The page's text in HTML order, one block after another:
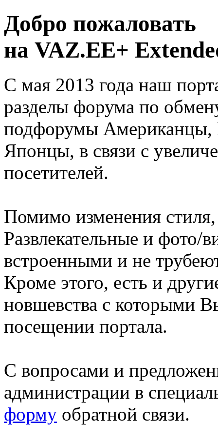
Добро пожаловать
на VAZ.EE+
С мая 2013 года наш
разделы форума по
подфорумы
Японцы, в связи с
посетителей.
Помимо изменения
Развлекательные и фото/
встроенными и не
Кроме этого, есть и
новшевства с которыми
посещении портала.
С вопросами и
администрации в
форму обратной связи.